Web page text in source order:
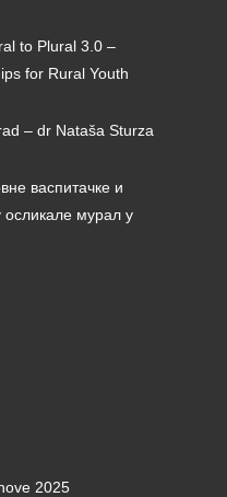
to Plural 3.0 –
for Rural Youth
– dr Nataša Sturza
васпитачке и
мурал у
2025